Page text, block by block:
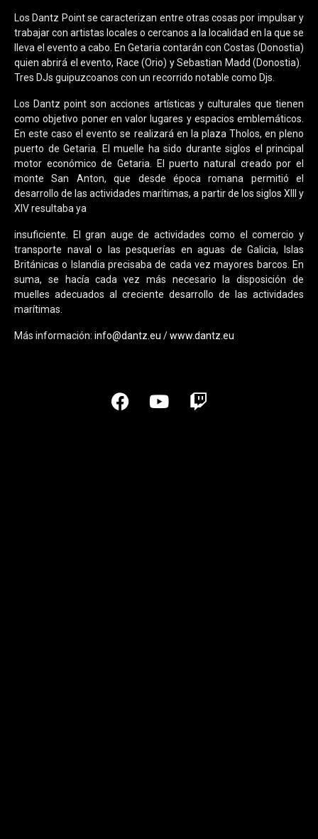
Los Dantz Point se caracterizan entre otras cosas por impulsar y
trabajar con artistas locales o cercanos a la localidad en la que se
lleva el evento a cabo. En Getaria contarán con Costas (Donostia)
quien abrirá el evento, Race (Orio) y Sebastian Madd (Donostia).
Tres DJs guipuzcoanos con un recorrido notable como Djs.
Los Dantz point son acciones artísticas y culturales que tienen
como objetivo poner en valor lugares y espacios emblemáticos.
En este caso el evento se realizará en la plaza Tholos, en pleno
puerto de Getaria.
El muelle ha sido durante siglos el principal
motor económico de Getaria. El puerto natural creado por el
monte San Anton, que desde época romana permitió el
desarrollo de las actividades marítimas, a partir de los siglos XIII y
XIV resultaba ya
insuficiente. El gran auge de actividades como el comercio y
transporte naval o las pesquerías en aguas de Galicia, Islas
Británicas o Islandia precisaba de cada vez mayores barcos. En
suma, se hacía cada vez más necesario la disposición de
muelles adecuados al creciente desarrollo de las actividades
marítimas.
Más información: info@dantz.eu /www.dantz.eu